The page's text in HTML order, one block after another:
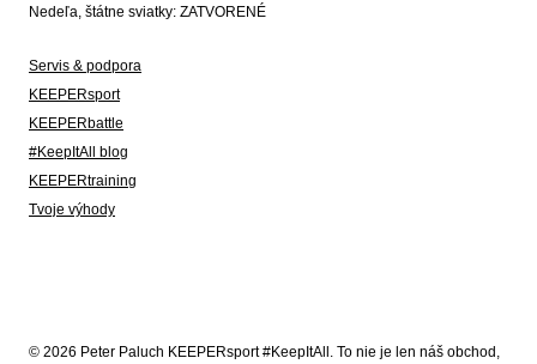
Nedeľa, štátne sviatky: ZATVORENÉ
Servis & podpora
KEEPERsport
KEEPERbattle
#KeepItAll blog
KEEPERtraining
Tvoje výhody
© 2026 Peter Paluch KEEPERsport #KeepItAll. To nie je len náš obchod,